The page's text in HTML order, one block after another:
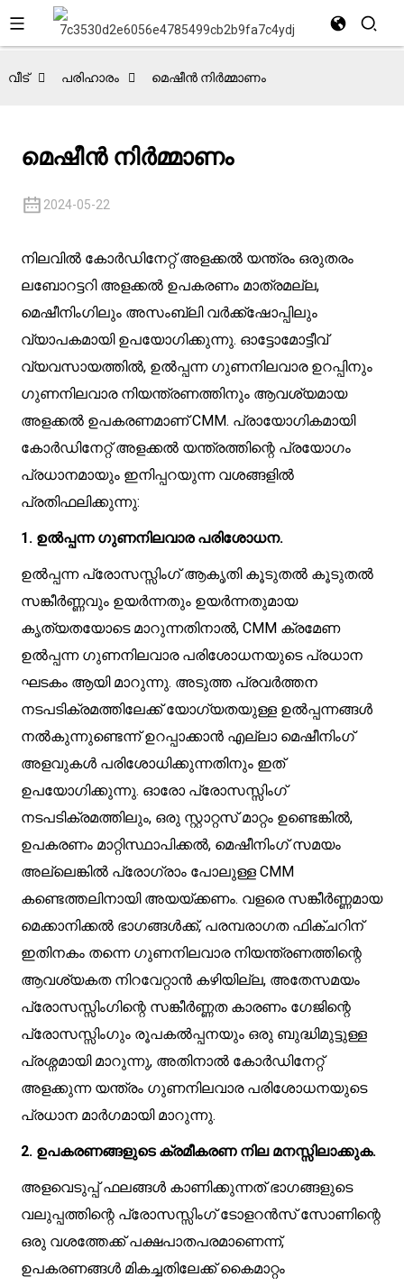
വീട് പരിഹാരം മെഷീൻ നിർമ്മാണം
മെഷീൻ നിർമ്മാണം
2024-05-22
നിലവിൽ കോർഡിനേറ്റ് അളക്കൽ യന്ത്രം ഒരുതരം
ലബോറട്ടറി അളക്കൽ ഉപകരണം മാത്രമല്ല,
മെഷീനിംഗിലും അസംബ്ലി വർക്ക്‌ഷോപ്പിലും
വ്യാപകമായി ഉപയോഗിക്കുന്നു. ഓട്ടോമോട്ടീവ്
വ്യവസായത്തിൽ, ഉൽപ്പന്ന ഗുണനിലവാര ഉറപ്പിനും
ഗുണനിലവാര നിയന്ത്രണത്തിനും ആവശ്യമായ
അളക്കൽ ഉപകരണമാണ് CMM. പ്രായോഗികമായി
കോർഡിനേറ്റ് അളക്കൽ യന്ത്രത്തിന്റെ പ്രയോഗം
പ്രധാനമായും ഇനിപ്പറയുന്ന വശങ്ങളിൽ
പ്രതിഫലിക്കുന്നു:
1. ഉൽപ്പന്ന ഗുണനിലവാര പരിശോധന.
ഉൽപ്പന്ന പ്രോസസ്സിംഗ് ആകൃതി കൂടുതൽ കൂടുതൽ
സങ്കീർണ്ണവും ഉയർന്നതും ഉയർന്നതുമായ
കൃത്യതയോടെ മാറുന്നതിനാൽ, CMM ക്രമേണ
ഉൽപ്പന്ന ഗുണനിലവാര പരിശോധനയുടെ പ്രധാന
ഘടകം ആയി മാറുന്നു. അടുത്ത പ്രവർത്തന
നടപടിക്രമത്തിലേക്ക് യോഗ്യതയുള്ള ഉൽപ്പന്നങ്ങൾ
നൽകുന്നുണ്ടെന്ന് ഉറപ്പാക്കാൻ എല്ലാ മെഷീനിംഗ്
അളവുകൾ പരിശോധിക്കുന്നതിനും ഇത്
ഉപയോഗിക്കുന്നു. ഓരോ പ്രോസസ്സിംഗ്
നടപടിക്രമത്തിലും, ഒരു സ്റ്റാറ്റസ് മാറ്റം ഉണ്ടെങ്കിൽ,
ഉപകരണം മാറ്റിസ്ഥാപിക്കൽ, മെഷീനിംഗ് സമയം
അല്ലെങ്കിൽ പ്രോഗ്രാം പോലുള്ള CMM
കണ്ടെത്തലിനായി അയയ്ക്കണം. വളരെ സങ്കീർണ്ണമായ
മെക്കാനിക്കൽ ഭാഗങ്ങൾക്ക്, പരമ്പരാഗത ഫിക്‌ചറിന്
ഇതിനകം തന്നെ ഗുണനിലവാര നിയന്ത്രണത്തിന്റെ
ആവശ്യകത നിറവേറ്റാൻ കഴിയില്ല, അതേസമയം
പ്രോസസ്സിംഗിന്റെ സങ്കീർണ്ണത കാരണം ഗേജിന്റെ
പ്രോസസ്സിംഗും രൂപകൽപ്പനയും ഒരു ബുദ്ധിമുട്ടുള്ള
പ്രശ്നമായി മാറുന്നു, അതിനാൽ കോർഡിനേറ്റ്
അളക്കുന്ന യന്ത്രം ഗുണനിലവാര പരിശോധനയുടെ
പ്രധാന മാർഗമായി മാറുന്നു.
2. ഉപകരണങ്ങളുടെ ക്രമീകരണ നില മനസ്സിലാക്കുക.
അളവെടുപ്പ് ഫലങ്ങൾ കാണിക്കുന്നത് ഭാഗങ്ങളുടെ
വലുപ്പത്തിന്റെ പ്രോസസ്സിംഗ് ടോളറൻസ് സോണിന്റെ
ഒരു വശത്തേക്ക് പക്ഷപാതപരമാണെന്ന്,
ഉപകരണങ്ങൾ മികച്ചതിലേക്ക് കൈമാറ്റം